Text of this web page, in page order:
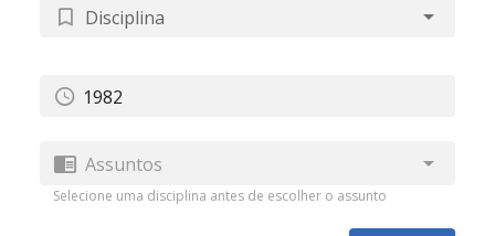
Disciplina
Assuntos
Selecione uma disciplina antes de escolher o assunto